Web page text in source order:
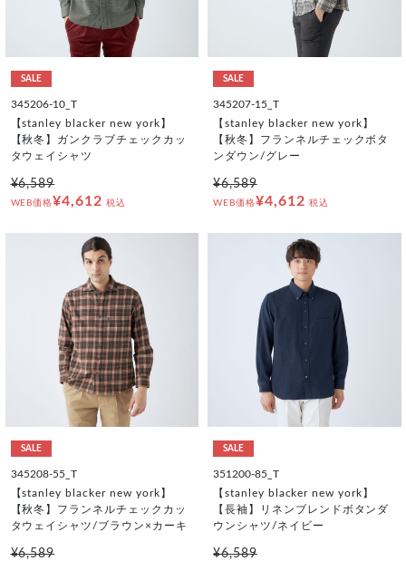
SALE
345206-10_T
【stanley blacker new york】
【秋冬】ガンクラブチェックカッ
タウェイシャツ
¥6,589
WEB価格¥4,612 税込
SALE
345207-15_T
【stanley blacker new york】
【秋冬】フランネルチェックボタ
ンダウン/グレー
¥6,589
WEB価格¥4,612 税込
SALE
345208-55_T
【stanley blacker new york】
【秋冬】フランネルチェックカッ
タウェイシャツ/ブラウン×カーキ
¥6,589
SALE
351200-85_T
【stanley blacker new york】
【長袖】リネンブレンドボタンダ
ウンシャツ/ネイビー
¥6,589